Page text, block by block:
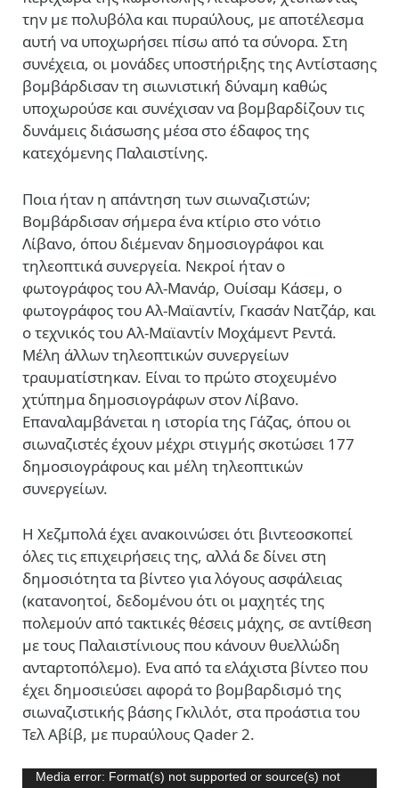
την με πολυβόλα και πυραύλους, με αποτέλεσμα
αυτή να υποχωρήσει πίσω από τα σύνορα. Στη
συνέχεια, οι μονάδες υποστήριξης της Αντίστασης
βομβάρδισαν τη σιωνιστική δύναμη καθώς
υποχωρούσε και συνέχισαν να βομβαρδίζουν τις
δυνάμεις διάσωσης μέσα στο έδαφος της
κατεχόμενης Παλαιστίνης.
Ποια ήταν η απάντηση των σιωναζιστών;
Βομβάρδισαν σήμερα ένα κτίριο στο νότιο
Λίβανο, όπου διέμεναν δημοσιογράφοι και
τηλεοπτικά συνεργεία. Νεκροί ήταν ο
φωτογράφος του Αλ-Μανάρ, Ουίσαμ Κάσεμ, ο
φωτογράφος του Αλ-Μαϊαντίν, Γκασάν Νατζάρ, και
ο τεχνικός του Αλ-Μαϊαντίν Μοχάμεντ Ρεντά.
Μέλη άλλων τηλεοπτικών συνεργείων
τραυματίστηκαν. Είναι το πρώτο στοχευμένο
χτύπημα δημοσιογράφων στον Λίβανο.
Επαναλαμβάνεται η ιστορία της Γάζας, όπου οι
σιωναζιστές έχουν μέχρι στιγμής σκοτώσει 177
δημοσιογράφους και μέλη τηλεοπτικών
συνεργείων.
Η Χεζμπολά έχει ανακοινώσει ότι βιντεοσκοπεί
όλες τις επιχειρήσεις της, αλλά δε δίνει στη
δημοσιότητα τα βίντεο για λόγους ασφάλειας
(κατανοητοί, δεδομένου ότι οι μαχητές της
πολεμούν από τακτικές θέσεις μάχης, σε αντίθεση
με τους Παλαιστίνιους που κάνουν θυελλώδη
ανταρτοπόλεμο). Ενα από τα ελάχιστα βίντεο που
έχει δημοσιεύσει αφορά το βομβαρδισμό της
σιωναζιστικής βάσης Γκλιλότ, στα προάστια του
Τελ Αβίβ, με πυραύλους Qader 2.
Πρόγραμμα
Media error: Format(s) not supported or source(s) not